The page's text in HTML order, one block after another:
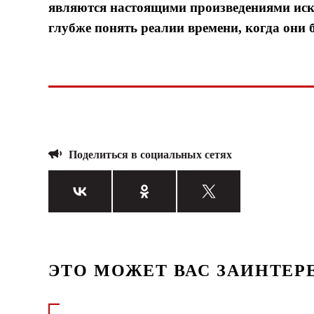
являются настоящими произведениями
глубже понять реалии времени, когда они
Поделиться в социальных сетях
ЭТО МОЖЕТ ВАС